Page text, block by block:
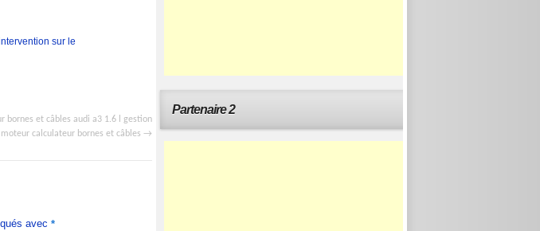
sur le
bornes et câbles audi a3 1.6 l gestion
calculateur bornes et câbles →
avec *
Partenaire 2